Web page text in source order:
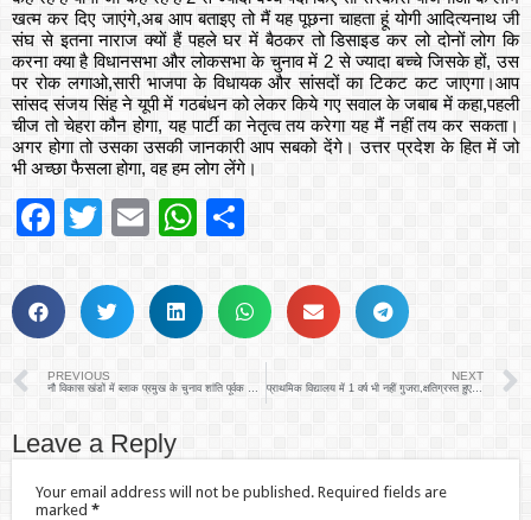
खत्म कर दिए जाएंगे,अब आप बताइए तो मैं यह पूछना चाहता हूं योगी आदित्यनाथ जी
संघ से इतना नाराज क्यों हैं पहले घर में बैठकर तो डिसाइड कर लो दोनों लोग कि
करना क्या है विधानसभा और लोकसभा के चुनाव में 2 से ज्यादा बच्चे जिसके हों, उस
पर रोक लगाओ,सारी भाजपा के विधायक और सांसदों का टिकट कट जाएगा।आप
सांसद संजय सिंह ने यूपी में गठबंधन को लेकर किये गए सवाल के जबाब में कहा,पहली
चीज तो चेहरा कौन होगा, यह पार्टी का नेतृत्व तय करेगा यह मैं नहीं तय कर सकता।
अगर होगा तो उसका उसकी जानकारी आप सबको देंगे। उत्तर प्रदेश के हित में जो
भी अच्छा फैसला होगा, वह हम लोग लेंगे।
Facebook
Twitter
EmailWhatsApp
PREVIOUS
नौ विकास खंडों में ब्लाक प्रमुख के चुनाव शांति पूर्वक संपन्न
NEXT
प्राथमिक विद्यालय में 1 वर्ष भी नहीं गुजरा,क्षतिग्रस्त हुए टायल्स
Leave a Reply
Your email address will not be published. Required fields are
marked *